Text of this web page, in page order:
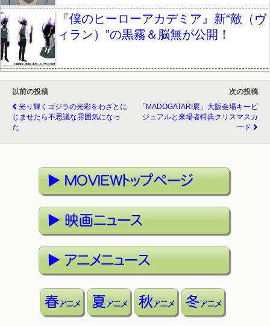
『僕のヒーローアカデミア』新“敵（ヴ
ィラン）”の黒霧＆脳無が公開！
以前の投稿
光り輝くゴジラの光彩をわざとに
じませたら不思議な雰囲気になっ
た
次の投稿
「MADOGATARI展」大阪会場キービ
ジュアルと来場者特典クリスマスカ
ード